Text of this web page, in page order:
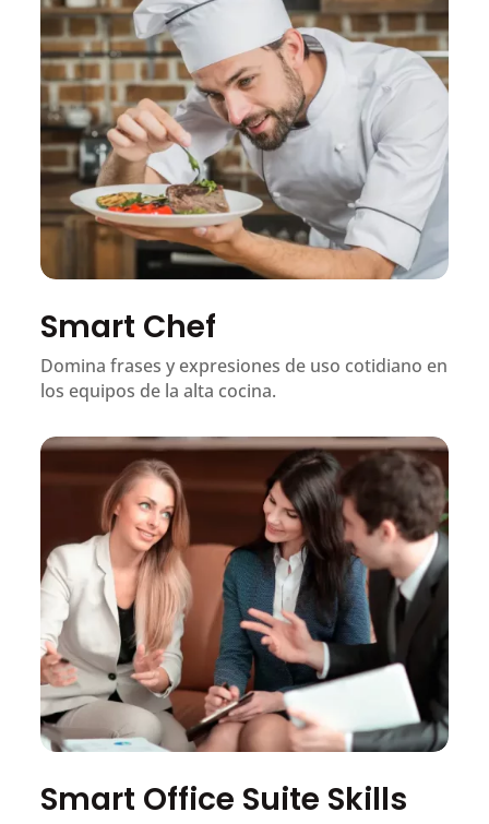
Smart Chef
Domina frases y expresiones de uso cotidiano en
los equipos de la alta cocina.
Smart Office Suite Skills